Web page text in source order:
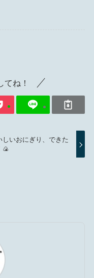
てね！
しいおにぎり、できた
🍙